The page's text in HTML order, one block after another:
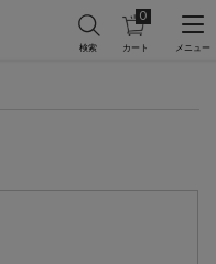
カ
ー
0
0 カート内の